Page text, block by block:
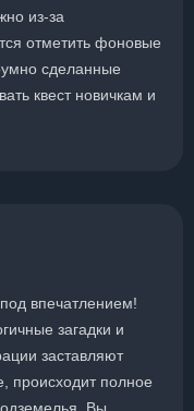
из-за
отметить фоновые
сделанные
квест новичкам и
впечатлением!
загадки и
заставляют
происходит полное